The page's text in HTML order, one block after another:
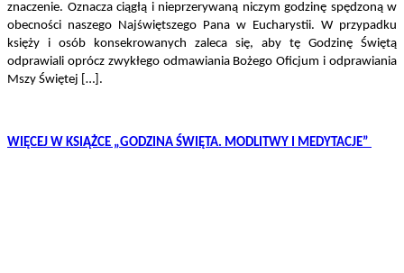
znaczenie. Oznacza ciągłą i nieprzerywaną niczym godzinę spędzoną w
obecności naszego Najświętszego Pana w Eucharystii. W przypadku
księży i osób konsekrowanych zaleca się, aby tę Godzinę Świętą
odprawiali oprócz zwykłego odmawiania Bożego Oficjum i odprawiania
Mszy Świętej […].
WIĘCEJ W KSIĄŻCE „GODZINA ŚWIĘTA. MODLITWY I MEDYTACJE”